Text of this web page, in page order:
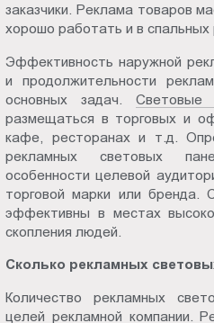
заказчики. Реклама товаров
хорошо работать и в спальных
Эффективность наружной
и продолжительности
основных задач. Световые
размещаться в торговых и
кафе, ресторанах и т.д.
рекламных световых
особенности целевой
торговой марки или бренда.
эффективны в местах
скопления людей.
Сколько рекламных
Количество рекламных
целей рекламной компании.